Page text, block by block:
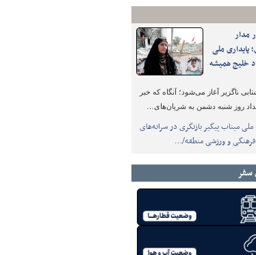
مدار
پایداری ملی
خلیج همیشه
ناگزیر آغاز می‌شود؛ آنگاه که خبر
روز شنبه دشمن به شریان‌های…
ملی میناب پیگیر بازنگری در سرانه‌های
فرهنگی و ورزشی منطقه/…
سفر